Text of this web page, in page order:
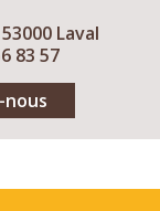
Laval
83 57